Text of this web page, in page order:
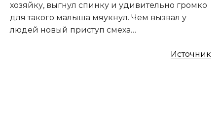
хозяйку, выгнул спинку и удивительно громко
для такого малыша мяукнул. Чем вызвал у
людей новый приступ смеха…
Источник